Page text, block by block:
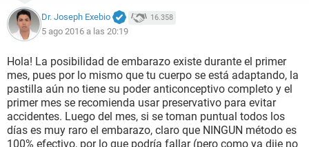
Dr. Joseph Exebio 16.358
5 ago 2016 a las 20:19
Hola! La posibilidad de embarazo existe durante el primer
mes, pues por lo mismo que tu cuerpo se está adaptando, la
pastilla aún no tiene su poder anticonceptivo completo y el
primer mes se recomienda usar preservativo para evitar
accidentes. Luego del mes, si se toman puntual todos los
días es muy raro el embarazo, claro que NINGUN método es
100% efectivo, por lo que podría fallar (pero como ya dije no